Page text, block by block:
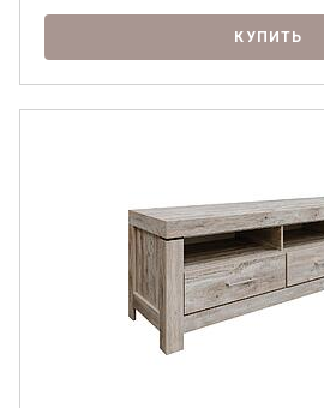
КУПИТЬ